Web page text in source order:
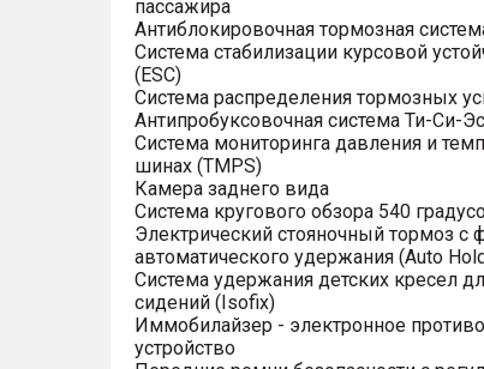
пассажира
Антиблокировочная тормозная
Система стабилизации курсовой
(ESC)
Система распределения тормозных
Антипробуксовочная система Ти-Си-
Система мониторинга давления и
шинах (TMPS)
Камера заднего вида
Система кругового обзора 540
Электрический стояночный тормоз с
автоматического удержания (Auto
Система удержания детских кресел
сидений (Isofix)
Иммобилайзер - электронное
устройство